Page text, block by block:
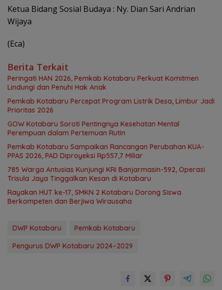
Ketua Bidang Sosial Budaya : Ny. Dian Sari Andrian
Wijaya
(Eca)
Berita Terkait
Peringati HAN 2026, Pemkab Kotabaru Perkuat Komitmen
Lindungi dan Penuhi Hak Anak
Pemkab Kotabaru Percepat Program Listrik Desa, Limbur Jadi
Prioritas 2026
GOW Kotabaru Soroti Pentingnya Kesehatan Mental
Perempuan dalam Pertemuan Rutin
Pemkab Kotabaru Sampaikan Rancangan Perubahan KUA-
PPAS 2026, PAD Diproyeksi Rp557,7 Miliar
785 Warga Antusias Kunjungi KRI Banjarmasin-592, Operasi
Trisula Jaya Tinggalkan Kesan di Kotabaru
Rayakan HUT ke-17, SMKN 2 Kotabaru Dorong Siswa
Berkompeten dan Berjiwa Wirausaha
DWP Kotabaru
Pemkab Kotabaru
Pengurus DWP Kotabaru 2024–2029